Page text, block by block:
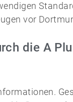
vor
die A